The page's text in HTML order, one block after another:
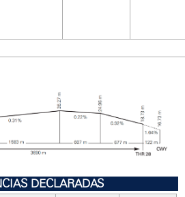
DECLARADAS